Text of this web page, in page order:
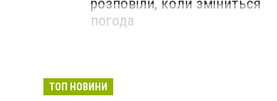
розповіли, коли зміниться
погода
ТОП НОВИНИ